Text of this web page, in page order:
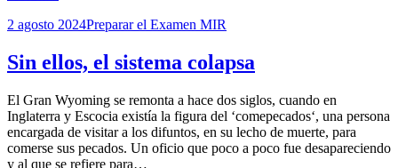
Publicada
2 agosto 2024Preparar el Examen MIR
Sin ellos, el sistema colapsa
porExamen MIR
El Gran Wyoming se remonta a hace dos siglos, cuando en
Inglaterra y Escocia existía la figura del ‘comepecados‘, una persona
encargada de visitar a los difuntos, en su lecho de muerte, para
comerse sus pecados. Un oficio que poco a poco fue desapareciendo
y al que se refiere para…